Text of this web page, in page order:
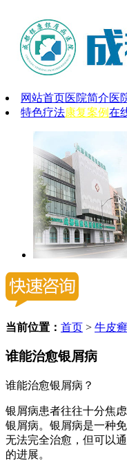
网站首页医院简介医
特色疗法康复案例在
当前位置： 首页 > 牛皮
谁能治愈银屑病
谁能治愈银屑病？
银屑病患者往往十分焦
银屑病。银屑病是一种
无法完全治愈，但可以
的进展。